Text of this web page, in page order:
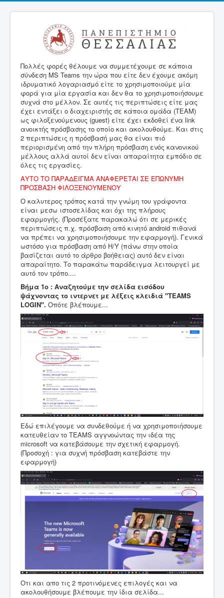
Πολλές φορές θέλουμε να συμμετέχουμε σε κάποια
σύνδεση MS Teams την ώρα που είτε δεν έχουμε ακόμη
ιδρυματικό λογαριασμό είτε το χρησιμοποιούμε μία
φορά για μία εργασία και δεν θα το χρησιμοποιήσουμε
συχνά στο μέλλον. Σε αυτές τις περιπτώσεις είτε μας
έχει εντάξει ο διαχειριστής σε κάποια ομάδα (TEAM)
ως φιλοξενούμενους (guest) είτε έχει εκδοθεί ένα link
ανοικτής πρόσβασης το οποίο και ακολουθούμε. Και στις
2 περιπτώσεις η πρόσβασή μας θα είναι πιό
περιορισμένη από την πλήρη πρόσβαση ενός κανονικού
μέλλους αλλά αυτοί δεν είναι απαραίτητα εμπόδιο σε
όλες τις εργασίες.
ΑΥΤΟ ΤΟ ΠΑΡΑΔΕΙΓΜΑ ΑΝΑΦΕΡΕΤΑΙ ΣΕ ΕΠΩΝΥΜΗ
ΠΡΟΣΒΑΣΗ ΦΙΛΟΞΕΝΟΥΜΕΝΟΥ
Ο καλυτερος τρόπος κατά την γνώμη του γράφοντα
είναι μεσω ιστοσελίδας και όχι της πλήρους
εφαρμογής. (Προσέξατε παρακαλώ ότι σε μερικές
περιπτώσεις π.χ. πρόσβαση από κινητό android πιθανά
να πρέπει να χρησιμοποιήσουμε την εφαρμογή). Γενικά
ωστόσο για πρόσβαση από Η/Υ (πάνω στην οποία
βασίζεται αυτό το άρθρο βοήθειας) αυτό δεν είναι
απαραίτητο. Το παρακάτω παράδειγμα λειτουργεί με
αυτό τον τρόπο....
Βήμα 1ο : Αναζητούμε την σελίδα εισόδου
ψάχνοντας το ιντερνετ με λέξεις κλειδιά "TEAMS
LOGIN". Οπότε βλέπουμε...
Εδώ επιλέγουμε να συνδεθούμε ή να χρησιμοποιήσουμε
κατευθείαν το TEAMS αγγνοώντας την ιδέα της
microsoft να κατεβάσουμε την σχετική εφαρμογή.
(Προσοχή : για συχνή πρόσβαση κατεβάστε την
εφαρμογή)
Οτι και απο τις 2 προτινόμενες επιλογές και να
ακολουθήσουμε βλέπουμε την ίδια σελίδα...